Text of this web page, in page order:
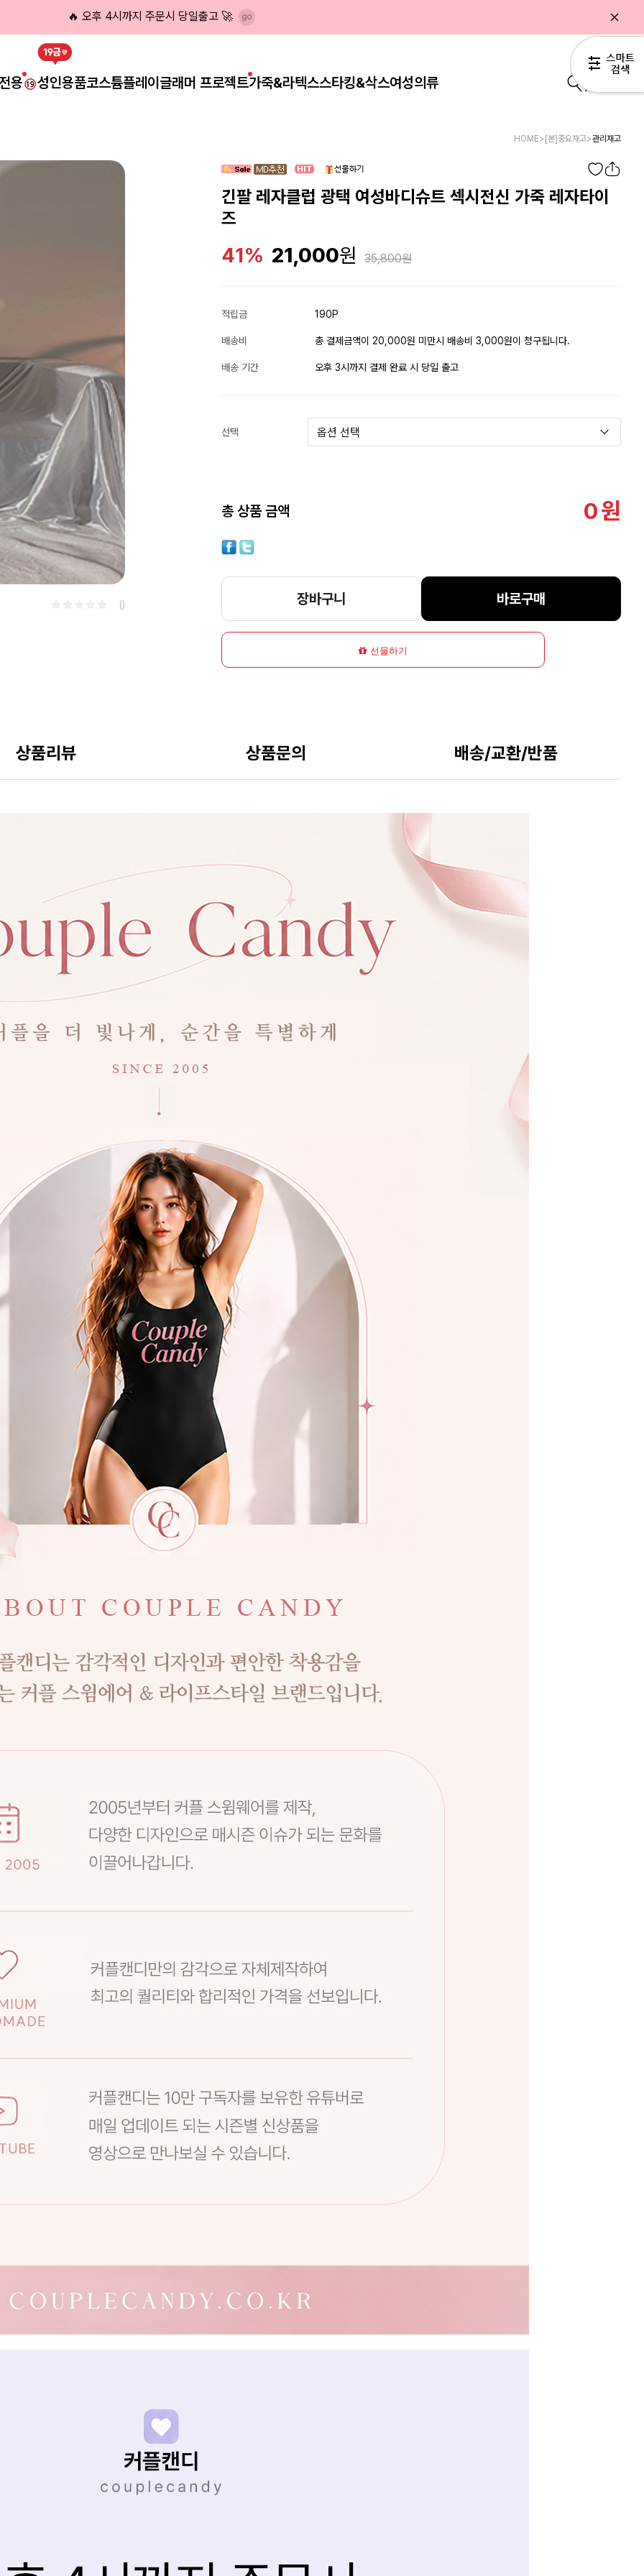
🔥 오후 4시까지 주문시 당일출고 🚀
용 성인용품코스튬플레이 글래머 프로젝트가죽&라텍스스타킹&삭스여성의류
HOME> [본]중요재고>관리재고
()
긴팔 레자클럽 광택 여성바디슈트 섹시전신 가죽 레자타이
즈
41% 21,000 35,800
적립금 190P
배송비 총 결제금액이 20,000원 미만시 배송비 3,000원이 청구됩니다.
배송 기간 오후 3시까지 결제 완료 시 당일 출고
선택
총 상품 금액 0원
장바구니 바로구매
선물하기
상품리뷰 상품문의 배송/교환/반품